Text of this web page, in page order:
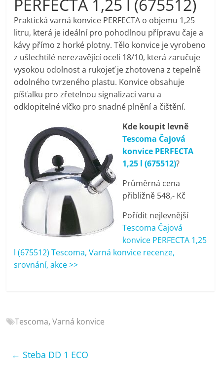
pračky,
televize,
notebooky,
mobilní
telefony,
kávovary,
bazény
Nejlepší
elektronika
porovnání
OK,
recenze,
telefony,
PERFECTA 1,25 l (675512)
Praktická varná konvice PERFECTA o objemu 1,25
litru, která je ideální pro pohodlnou přípravu čaje a
kávy přímo z horké plotny. Tělo konvice je vyrobeno
z ušlechtilé nerezavějící oceli 18/10, která zaručuje
vysokou odolnost a rukojeť je zhotovena z tepelně
odolného tvrzeného plastu. Konvice obsahuje
píšťalku pro zřetelnou signalizaci varu a
odklopitelné víčko pro snadné plnění a čištění.
Kde koupit levně
Tescoma Čajová
konvice PERFECTA
1,25 l (675512)?
Průměrná cena
přibližně 548,- Kč
Pořídit nejlevnější
Tescoma Čajová
konvice PERFECTA 1,25
l (675512) Tescoma, Varná konvice recenze,
srovnání, akce >>
Tescoma,Varná konvice
← Steba DD 1 ECO